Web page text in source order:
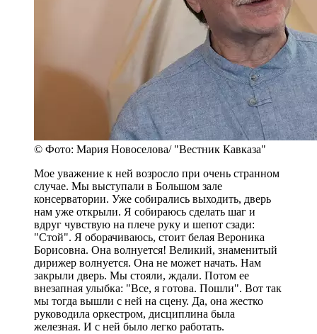
© Фото: Мария Новоселова/ "Вестник Кавказа"
Мое уважение к ней возросло при очень странном
случае. Мы выступали в Большом зале
консерватории. Уже собирались выходить, дверь
нам уже открыли. Я собираюсь сделать шаг и
вдруг чувствую на плече руку и шепот сзади:
"Стой". Я оборачиваюсь, стоит белая Вероника
Борисовна. Она волнуется! Великий, знаменитый
дирижер волнуется. Она не может начать. Нам
закрыли дверь. Мы стояли, ждали. Потом ее
внезапная улыбка: "Все, я готова. Пошли". Вот так
мы тогда вышли с ней на сцену. Да, она жестко
руководила оркестром, дисциплина была
железная. И с ней было легко работать.